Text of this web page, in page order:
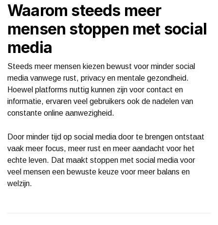
Waarom steeds meer
mensen stoppen met social
media
Steeds meer mensen kiezen bewust voor minder social
media vanwege rust, privacy en mentale gezondheid.
Hoewel platforms nuttig kunnen zijn voor contact en
informatie, ervaren veel gebruikers ook de nadelen van
constante online aanwezigheid.
Door minder tijd op social media door te brengen ontstaat
vaak meer focus, meer rust en meer aandacht voor het
echte leven. Dat maakt stoppen met social media voor
veel mensen een bewuste keuze voor meer balans en
welzijn.